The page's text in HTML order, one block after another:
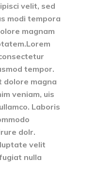
velit, sed
modi tempora
magnam
tempor.
dolore magna
veniam, uis
Laboris
dolr.
velit
nulla